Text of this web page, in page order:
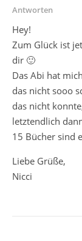
Antworten
Hey!
Zum Glück ist
dir 🙂
Das Abi hat
das nicht sooo
das nicht
letztendlich
15 Bücher sind
Liebe Grüße,
Nicci